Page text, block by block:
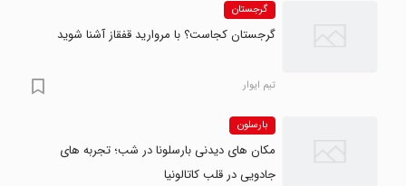
گرجستان
گرجستان کجاست؟ با مروارید قفقاز آشنا شوید
تیم ایوار
بارسلون
مکان های دیدنی بارسلونا در شب؛ تجربه های
جادویی در قلب کاتالونیا